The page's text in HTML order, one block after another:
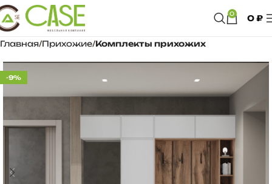
0 0₽
Главная Прихожие Комплекты прихожих
-9%